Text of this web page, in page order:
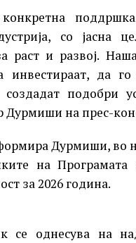
со јасна
раст и развој.
да
подобри
Дурмиши на прес-
Дурмиши, во
на Програмата
за 2026 година.
се однесува на